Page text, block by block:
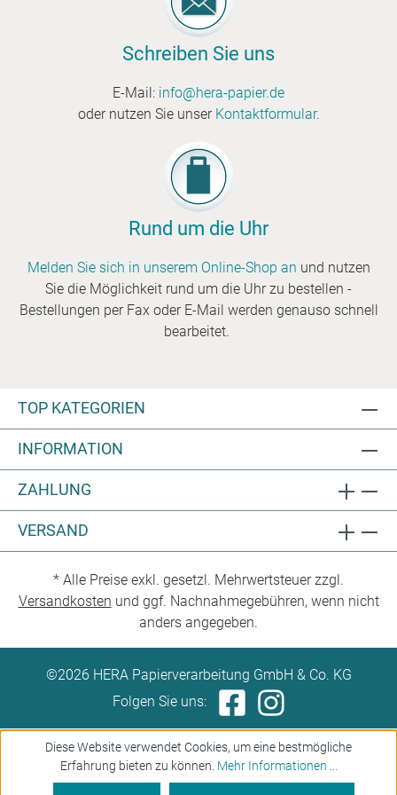
Schreiben Sie uns
E-Mail: info@hera-papier.de
oder nutzen Sie unser Kontaktformular.
Rund um die Uhr
Melden Sie sich in unserem Online-Shop an und nutzen
Sie die Möglichkeit rund um die Uhr zu bestellen -
Bestellungen per Fax oder E-Mail werden genauso schnell
bearbeitet.
TOP KATEGORIEN
INFORMATION
ZAHLUNG
VERSAND
* Alle Preise exkl. gesetzl. Mehrwertsteuer zzgl.
Versandkosten und ggf. Nachnahmegebühren, wenn nicht
anders angegeben.
©2026 HERA Papierverarbeitung GmbH & Co. KG
Folgen Sie uns:
Diese Website verwendet Cookies, um eine bestmögliche
Erfahrung bieten zu können. Mehr Informationen ...